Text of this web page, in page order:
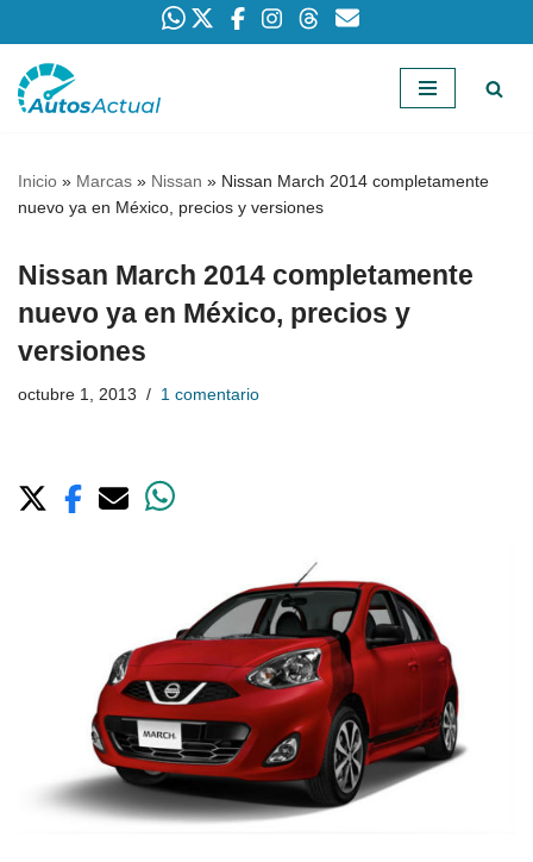
Saltar
Inicio » Marcas » Nissan » Nissan March 2014 completamente
nuevo ya en México, precios y versiones
Nissan March 2014 completamente
nuevo ya en México, precios y
versiones
octubre 1, 2013 1 comentario